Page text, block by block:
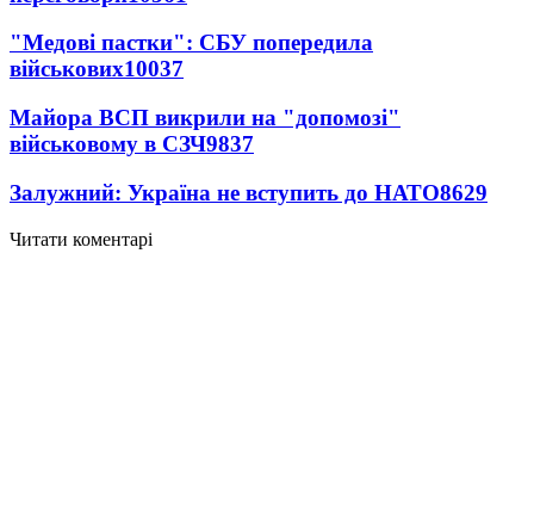
"Медові пастки": СБУ попередила
військових10037
Майора ВСП викрили на "допомозі"
військовому в СЗЧ9837
Залужний: Україна не вступить до НАТО8629
Читати коментарі